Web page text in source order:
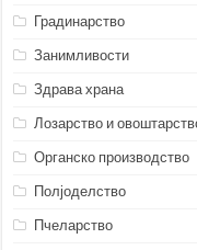
Градинарство
Занимливости
Здрава храна
Лозарство и
Органско производство
Полјоделство
Пчеларство